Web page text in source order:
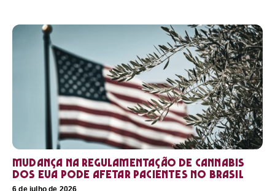
Mudança na regulamentação de cannabis
dos EUA pode afetar pacientes no Brasil
6 de julho de 2026